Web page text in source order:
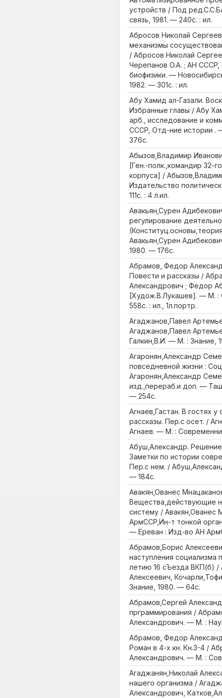
устройств / Под
связь, 1981. — 240с. : ил.
Абросов Николай
механизмы
/ Абросов Николай
Черепанов О.А. ; АН
биофизики. —
1982. — 301с. : ил.
Абу Хамид ал-Газали.
Избранные главы / Абу
арб., исследование и
СССР, Отд-ние истории .
376с.
Абызов,Владимир
[Ген.-полк.,командир 32-
корпуса] /
Издательство
111с. : 4 л.ил.
Авакьян,Сурен
регулирование
Авакьян,Сурен
1980. — 176с.
Абрамов, Федор
Повести и рассказы /
Александрович ; Федор
[Худож.В.Лукашев]. — М. :
558с. : ил., 1л.портр.
Агаджанов,Павел
Агаджанов,Павел
Галкин,В.И. — М. : Знание,
Агаронян,Александр
повседневной жизни :
Агаронян,Александр
изд.,перераб.и доп. —
— 254с.
Агнаев,Гастан. В гостях
рассказы. Пер.с осет. /
Агнаев. — М. :
Абуш,Александр.
Заметки по истории
Пер.с нем. /
— 184с.
Авакян,Ованес
Вещества,действующие
систему / Авакян,Ованес
АрмССР,Ин-т тонкой
— Ереван : Изд-во АН
Абрамов,Борис
наступления социализма
летию 16 сЪезда ВКП(б) /
Алексеевич,
Знание, 1980. — 64с.
Абрамов,Сергей
прграммирования /
Александрович. — М. :
Абрамов, Федор
Роман в 4-х кн. Кн.3-4 /
Александрович. — М. :
Агаджанян,Николай
нашего организма /
Александрович,